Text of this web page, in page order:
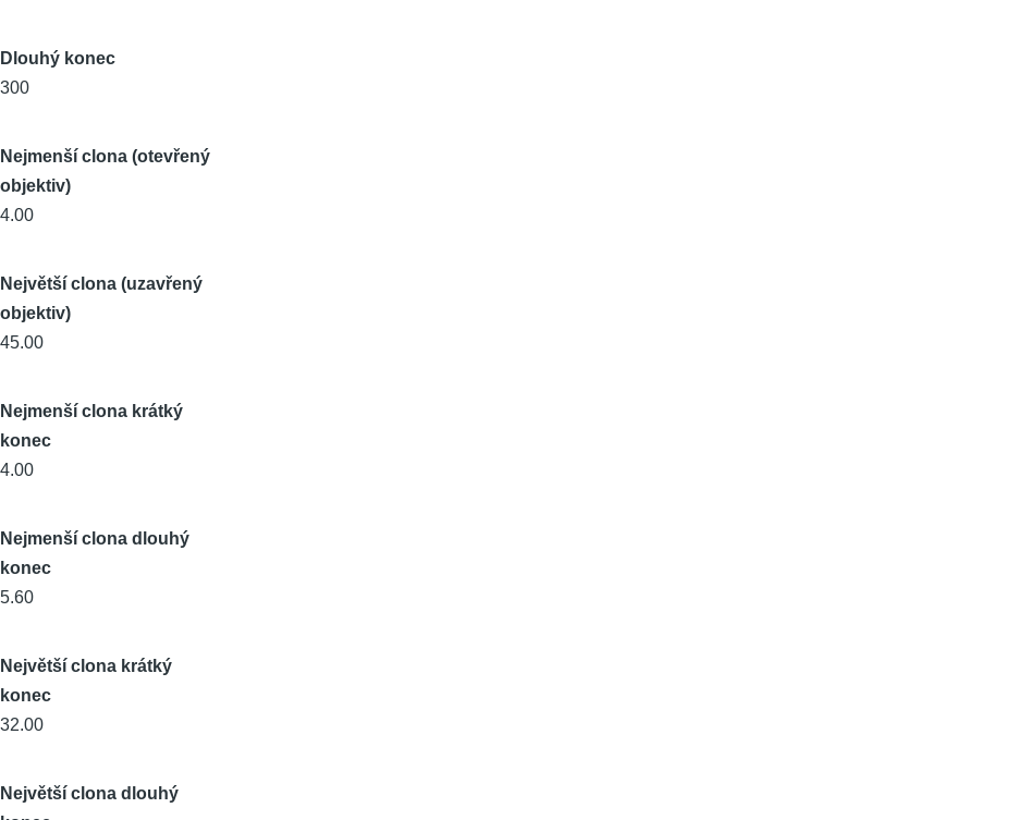
Dlouhý konec
300
Nejmenší clona (otevřený
objektiv)
4.00
Největší clona (uzavřený
objektiv)
45.00
Nejmenší clona krátký
konec
4.00
Nejmenší clona dlouhý
konec
5.60
Největší clona krátký
konec
32.00
Největší clona dlouhý